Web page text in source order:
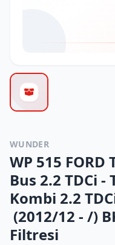
WUNDER
WP 515 FORD
Bus 2.2 TDCi -
Kombi 2.2
(2012/12 - /)
Filtresi